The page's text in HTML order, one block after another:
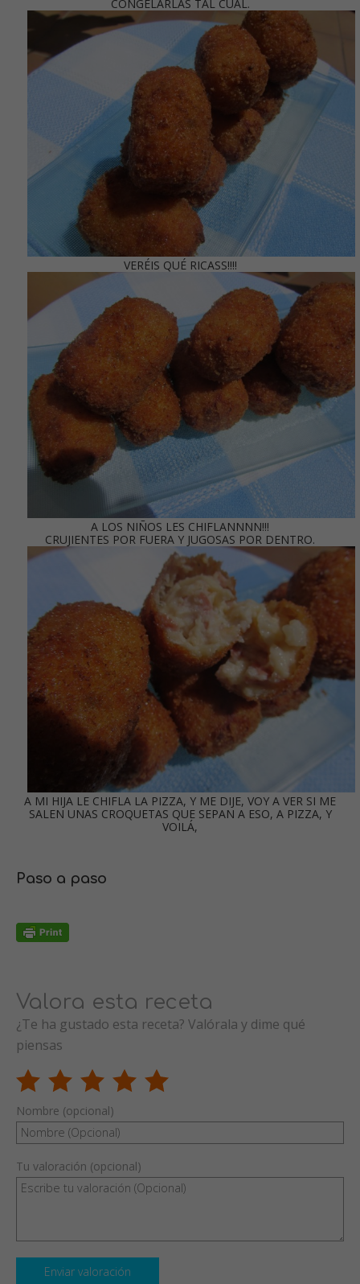
CONGELARLAS TAL CUÁL.
VERÉIS QUÉ RICASS!!!!
A LOS NIÑOS LES CHIFLANNNN!!!
CRUJIENTES POR FUERA Y JUGOSAS POR DENTRO.
A MI HIJA LE CHIFLA LA PIZZA, Y ME DIJE, VOY A VER SI ME
SALEN UNAS CROQUETAS QUE SEPAN A ESO, A PIZZA, Y
VOILÁ,
Paso a paso
Valora esta receta
¿Te ha gustado esta receta? Valórala y dime qué
piensas
Nombre (opcional)
Tu valoración (opcional)
Enviar valoración